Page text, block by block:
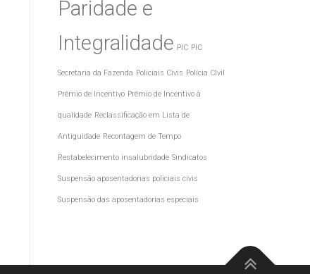
Paridade e
Integralidade PIC PIC
Secretaria da Fazenda Policiais Civis Polícia CIvil
Prêmio de Incentivo Prêmio de Incentivo à
qualidade Reclassificação em Lista de
Antiguidade Recontagem de Tempo
Restabelecimento insalubridade Sindicatos
Suspensão aposentadorias policiais civis
Suspensão das aposentadorias especiais